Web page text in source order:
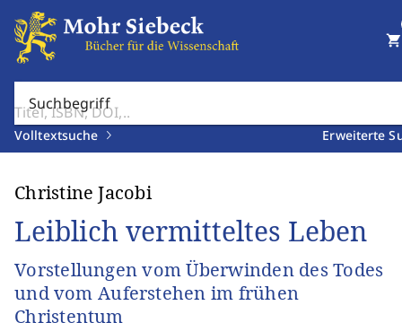
Suchbegriff
Volltextsuche Erweiterte
shopping_cart
Christine Jacobi
Leiblich vermitteltes Leben
Vorstellungen vom Überwinden des Todes
und vom Auferstehen im frühen
Christentum